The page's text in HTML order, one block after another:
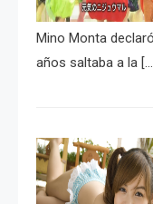
Mino Monta
años saltaba a la